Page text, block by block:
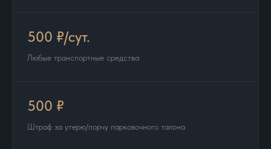
500 ₽/сут.
Любые транспортные средства
500 ₽
Штраф за утерю/порчу парковочного талона